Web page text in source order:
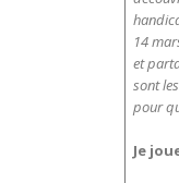
14
et
sont
pour
Je